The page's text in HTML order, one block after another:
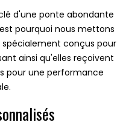
d'une ponte abondante
pourquoi nous mettons
conçus pour
ainsi qu'elles reçoivent
pour une performance